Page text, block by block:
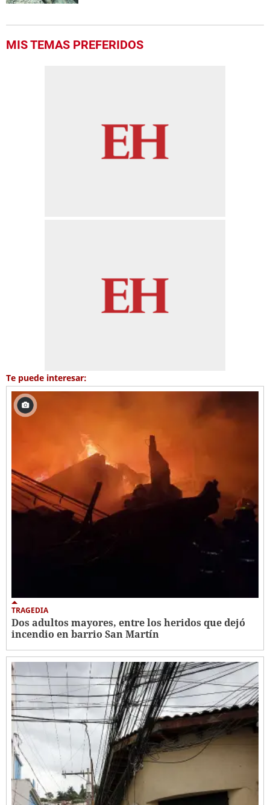
MIS TEMAS PREFERIDOS
Te puede interesar:
TRAGEDIA
Dos adultos mayores, entre los heridos que dejó
incendio en barrio San Martín